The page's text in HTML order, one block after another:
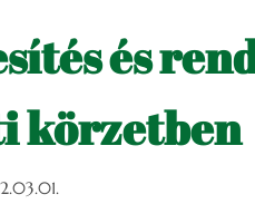
és
körzetben